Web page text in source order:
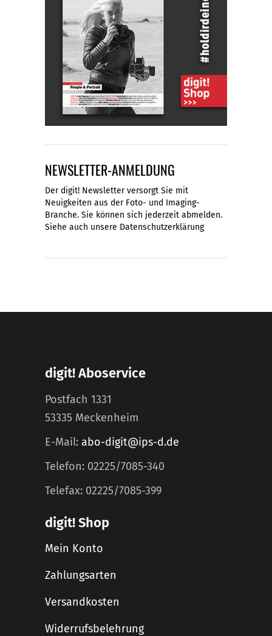
NEWSLETTER-ANMELDUNG
Der digit! Newsletter versorgt Sie mit
Neuigkeiten aus der Foto- und Imaging-
Branche. Sie können sich jederzeit abmelden.
Siehe auch unsere Datenschutzerklärung
digit! Aboservice
Postfach 1331
53335 Meckenheim
E-Mail: abo-digit@ips-d.de
Telefon: 02225/7085-340
Telefax: 02225/7085-399
digit! Shop
Mein Konto
Zahlungsarten
Versandkosten
Widerrufsbelehrung